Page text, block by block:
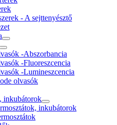
- A sejttenyésztő
-Abszorbancia
-Fluoreszcencia
-Lumineszcencia
olvasók
inkubátorok
inkubátorok